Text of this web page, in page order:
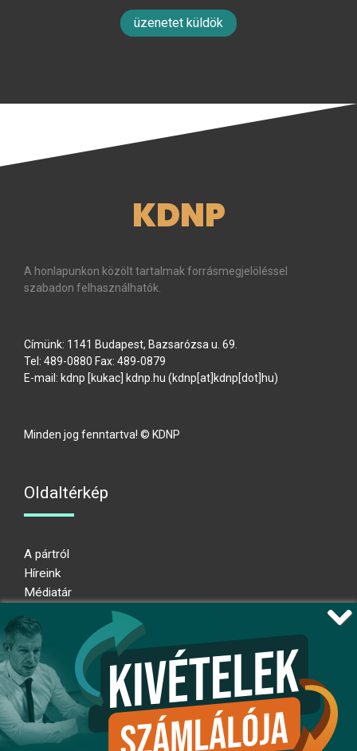
üzenetet küldök
KDNP
A honlapunkon közölt tartalmak forrásmegjelöléssel
szabadon felhasználhatók.
Címünk: 1141 Budapest, Bazsarózsa u. 69.
Tel: 489-0880 Fax: 489-0879
E-mail: kdnp [kukac] kdnp hu (kdnp[at]kdnp[dot]hu)
Minden jog fenntartva! © KDNP
Oldaltérkép
A pártról
Híreink
Médiatár
Adatkezelési nyilatkozat
Átláthatósági nyilatkozat
Ugrás az oldal tetejére
Kövessen minket!